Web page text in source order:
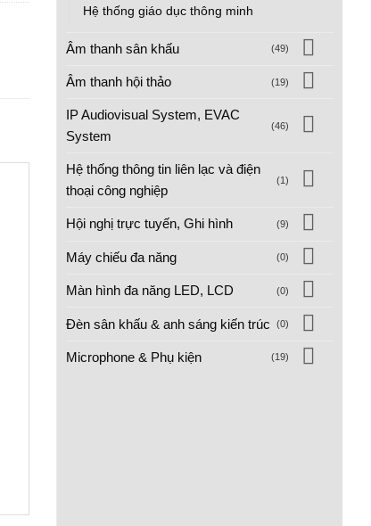
Hệ thống giáo dục thông minh
Âm thanh sân khấu (49)
Âm thanh hội thảo (19)
IP Audiovisual System, EVAC
System
(46)
Hệ thống thông tin liên lạc và điện
thoại công nghiệp
(1)
Hội nghị trực tuyến, Ghi hình (9)
Máy chiếu đa năng (0)
Màn hình đa năng LED, LCD (0)
Đèn sân khấu & anh sáng kiến trúc (0)
Microphone & Phụ kiện (19)